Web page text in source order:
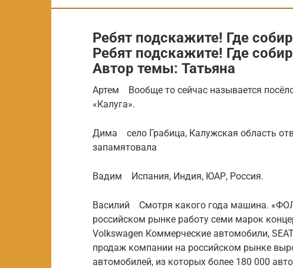
Ребят подскажите! Где
Ребят подскажите! Где
Автор темы: Татьяна
Артем Вообще то сейчас называется
«Калуга».
Дима село Грабица, Калужская область
запамятовала
Вадим Испания, Индия, ЮАР, Россия.
Василий Смотря какого года машина.
российском рынке работу семи марок
Volkswagen Коммерческие автомобили,
продаж компании на российском рынке
автомобилей, из которых более 180 000